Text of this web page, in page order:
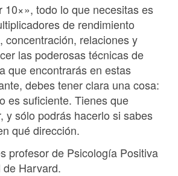
10×», todo lo que necesitas es
de rendimiento
concentración, relaciones y
las poderosas técnicas de
que encontrarás en estas
debes tener clara una cosa:
es suﬁciente. Tienes que
y sólo podrás hacerlo si sabes
qué dirección.
profesor de Psicología Positiva
Harvard.